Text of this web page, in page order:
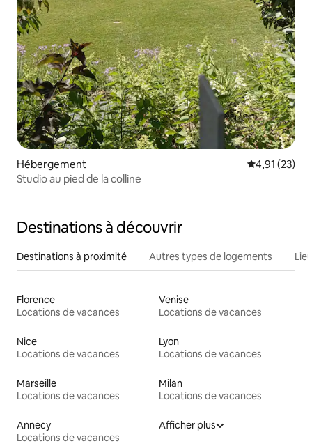
Hébergement Évaluation
4,91 (23)
Studio au pied de la colline
Destinations à découvrir
Destinations à proximité Autres types de logements
Florence
Locations de vacances
Venise
Locations de vacances
Nice
Locations de vacances
Lyon
Locations de vacances
Marseille
Locations de vacances
Milan
Locations de vacances
Annecy
Locations de vacances
Afficher plus